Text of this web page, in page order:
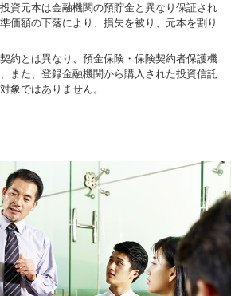
資元本は金融機関の預貯金と異なり保証され
価額の下落により、損失を被り、元本を割り
約とは異なり、預金保険・保険契約者保護機
また、登録金融機関から購入された投資信託
象ではありません。